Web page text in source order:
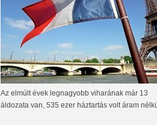
Az elmúlt évek legnagyobb viharának már 13
áldozata van, 535 ezer háztartás volt áram